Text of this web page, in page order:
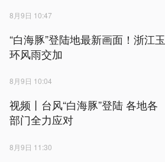
8月9日 10:47
“白海豚”登陆地最新画面！浙江玉
环风雨交加
8月9日 10:04
视频丨台风“白海豚”登陆 各地各
部门全力应对
8月9日 11:30